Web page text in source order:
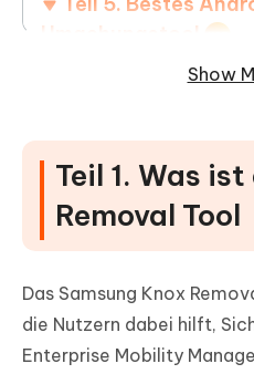
Umgehungstool
Show
Teil 1. Was
Removal Tool
Das Samsung Knox
die Nutzern dabei hilft,
Enterprise Mobility